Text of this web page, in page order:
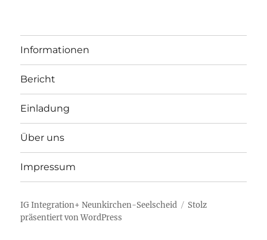
Informationen
Bericht
Einladung
Über uns
Impressum
IG Integration+ Neunkirchen-Seelscheid
Stolz
präsentiert von WordPress